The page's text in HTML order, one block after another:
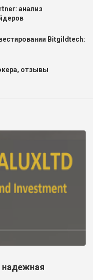
анализ
Bitgildtech:
отзывы
надежная